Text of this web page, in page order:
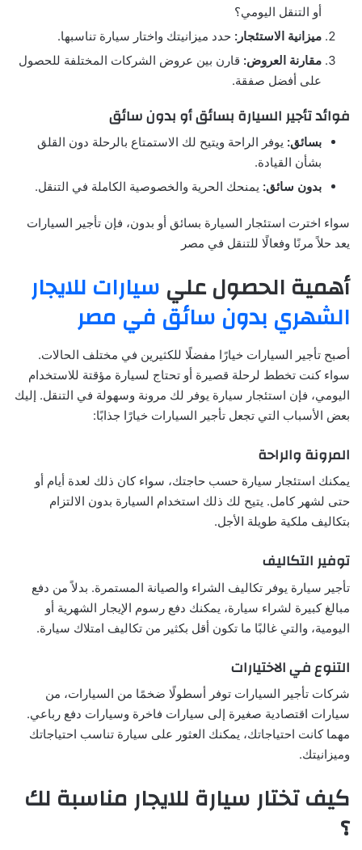
أو التنقل اليومي؟
ميزانية الاستئجار: حدد ميزانيتك واختار سيارة تناسبها.
مقارنة العروض: قارن بين عروض الشركات المختلفة للحصول
على أفضل صفقة.
فوائد تأجير السيارة بسائق أو بدون سائق
بسائق: يوفر الراحة ويتيح لك الاستمتاع بالرحلة دون القلق
بشأن القيادة.
بدون سائق: يمنحك الحرية والخصوصية الكاملة في التنقل.
سواء اخترت استئجار السيارة بسائق أو بدون، فإن تأجير السيارات
يعد حلاً مرنًا وفعالًا للتنقل في مصر
أهمية الحصول علي سيارات للايجار
الشهري بدون سائق في مصر
أصبح تأجير السيارات خيارًا مفضلًا للكثيرين في مختلف الحالات.
سواء كنت تخطط لرحلة قصيرة أو تحتاج لسيارة مؤقتة للاستخدام
اليومي، فإن استئجار سيارة يوفر لك مرونة وسهولة في التنقل. إليك
بعض الأسباب التي تجعل تأجير السيارات خيارًا جذابًا:
المرونة والراحة
يمكنك استئجار سيارة حسب حاجتك، سواء كان ذلك لعدة أيام أو
حتى لشهر كامل. يتيح لك ذلك استخدام السيارة بدون الالتزام
بتكاليف ملكية طويلة الأجل.
توفير التكاليف
تأجير سيارة يوفر تكاليف الشراء والصيانة المستمرة. بدلاً من دفع
مبالغ كبيرة لشراء سيارة، يمكنك دفع رسوم الإيجار الشهرية أو
اليومية، والتي غالبًا ما تكون أقل بكثير من تكاليف امتلاك سيارة.
التنوع في الاختيارات
شركات تأجير السيارات توفر أسطولًا ضخمًا من السيارات، من
سيارات اقتصادية صغيرة إلى سيارات فاخرة وسيارات دفع رباعي.
مهما كانت احتياجاتك، يمكنك العثور على سيارة تناسب احتياجاتك
وميزانيتك.
كيف تختار سيارة للايجار مناسبة لك
؟